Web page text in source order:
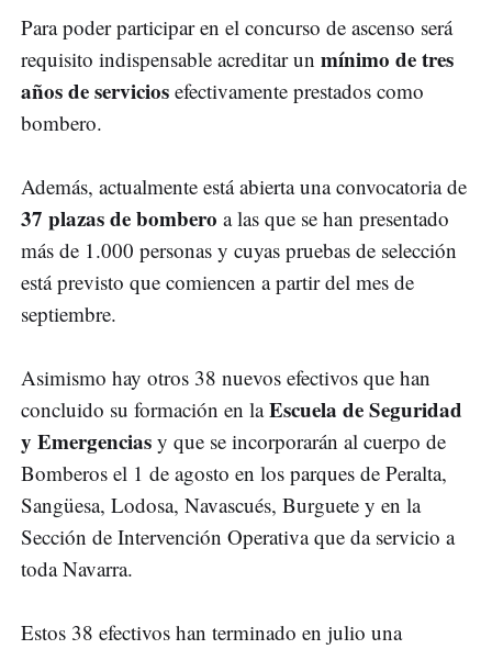
Para poder participar en el concurso de ascenso será
requisito indispensable acreditar un mínimo de tres
años de servicios efectivamente prestados como
bombero.
Además, actualmente está abierta una convocatoria de
37 plazas de bombero a las que se han presentado
más de 1.000 personas y cuyas pruebas de selección
está previsto que comiencen a partir del mes de
septiembre.
Asimismo hay otros 38 nuevos efectivos que han
concluido su formación en laEscuela de Seguridad
y Emergencias y que se incorporarán al cuerpo de
Bomberos el 1 de agosto en los parques de Peralta,
Sangüesa, Lodosa, Navascués, Burguete y en la
Sección de Intervención Operativa que da servicio a
toda Navarra.
Estos 38 efectivos han terminado en julio una